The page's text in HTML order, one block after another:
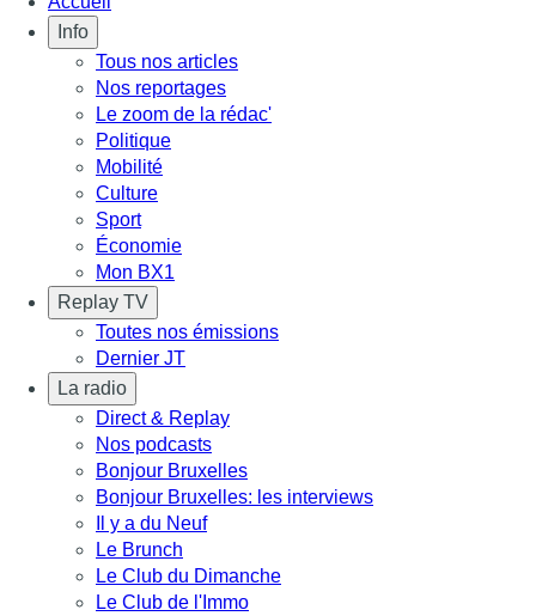
Info
Tous nos articles
Nos reportages
Le zoom de la rédac'
Politique
Mobilité
Culture
Sport
Économie
Mon BX1
Replay TV
Toutes nos émissions
Dernier JT
La radio
Direct & Replay
Nos podcasts
Bonjour Bruxelles
Bonjour Bruxelles: les interviews
Il y a du Neuf
Le Brunch
Le Club du Dimanche
Le Club de l'Immo